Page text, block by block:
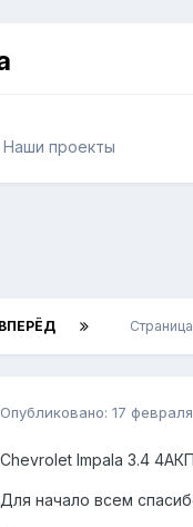
Наши проекты
ВПЕРЁД Страница
Опубликовано: 17
Chevrolet Impala 3.4
Для начало всем